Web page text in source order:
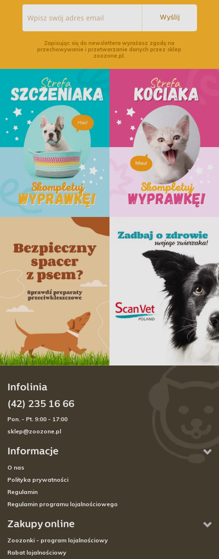
Wyślij
Zapisując się do newslettera wyrażasz zgodę na
przechowywanie i przetwarzanie danych przez sklep
zoozone.pl.
Informacje
O nas
Polityka prywatności
Regulamin
Regulamin programu lojalnościowego
Zakupy online
Zoozonki - program lojalnościowy
Rabat lojalnościowy
Infolinia
(42) 235 16 66
Pon. - Pt. 9:00 - 17:00
sklep@zoozone.pl